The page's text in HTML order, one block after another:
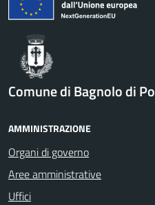
Comune di Bagnolo di Po
AMMINISTRAZIONE
Organi di governo
Aree amministrative
Uffici